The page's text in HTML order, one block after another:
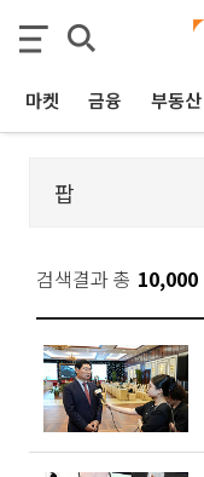
마켓 금융 부동산
검색결과 총 10,000